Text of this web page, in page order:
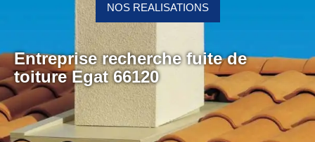
Entreprise recherche fuite de
toiture Egat 66120
NOS REALISATIONS